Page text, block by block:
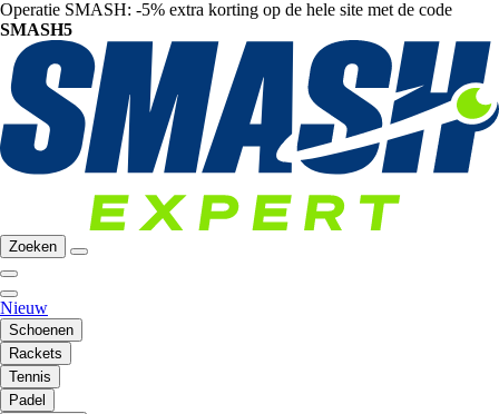
Operatie SMASH: -5% extra korting op de hele site met de code
SMASH5
Zoeken
Nieuw
Schoenen
Rackets
Tennis
Padel